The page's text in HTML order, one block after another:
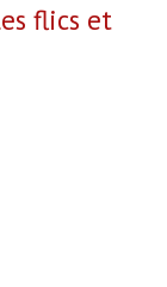
flics et